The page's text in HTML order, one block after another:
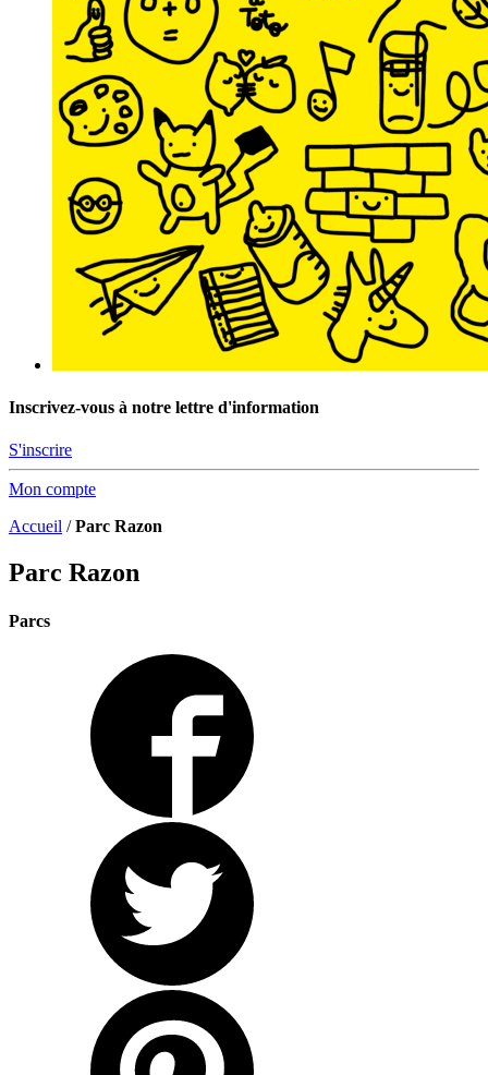
Inscrivez-vous à notre lettre d'information
S'inscrire
Mon compte
Accueil /Parc Razon
Parc Razon
Parcs